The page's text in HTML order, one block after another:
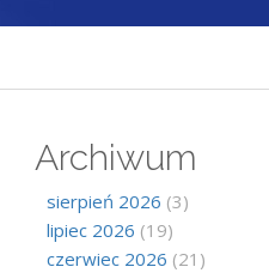
Archiwum
sierpień 2026 (3)
lipiec 2026 (19)
czerwiec 2026 (21)